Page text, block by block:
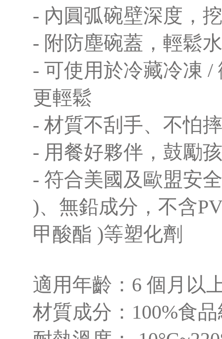
- 內圓弧碗壁深度，
- 附防塵碗蓋，輕鬆
- 可使用於冷藏冷凍 /
更輕鬆
- 材質不刮手、不怕
- 用餐好夥伴，鼓勵
- 符合美國及歐盟安
)、無鉛成分，不含
甲酸酯 )等塑化劑
適用年齡：6 個月以
材質成分：100%食